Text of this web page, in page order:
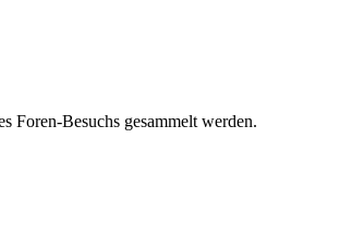
Foren-Besuchs gesammelt werden.